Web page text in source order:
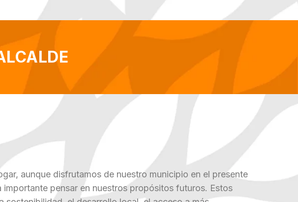
aunque disfrutamos de nuestro municipio en el presente
importante pensar en nuestros propósitos futuros. Estos